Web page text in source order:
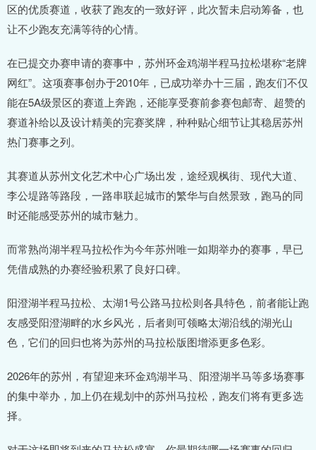
区的优质赛道，收获了跑友的一致好评，此次暂未启动筹备，也
让不少跑友充满等待的心情。
在已提交办赛申请的赛事中，苏州环金鸡湖半程马拉松堪称“老牌
网红”。这项赛事创办于2010年，已成功举办十三届，跑友们不仅
能在5A级景区的赛道上奔跑，还能享受赛前参赛包邮寄、超赞的
赛道补给以及设计精美的完赛奖牌，种种贴心细节让其稳居苏州
热门赛事之列。
其赛道从苏州文化艺术中心广场出发，途经观枫街、现代大道、
李公堤路等路段，一路串联起城市的繁华与自然景致，跑马的同
时还能感受苏州的城市魅力。
而常熟尚湖半程马拉松作为今年苏州唯一如期举办的赛事，早已
凭借成熟的办赛经验积累了良好口碑。
阳澄湖半程马拉松、太湖1号公路马拉松则各具特色，前者能让跑
友感受阳澄湖畔的水乡风光，后者则可领略太湖沿线的湖光山
色，它们的回归也将为苏州的马拉松版图增添更多色彩。
2026年的苏州，有望迎来环金鸡湖半马、阳澄湖半马等多场赛事
的集中举办，加上仍在规划中的苏州马拉松，跑友们将有更多选
择。